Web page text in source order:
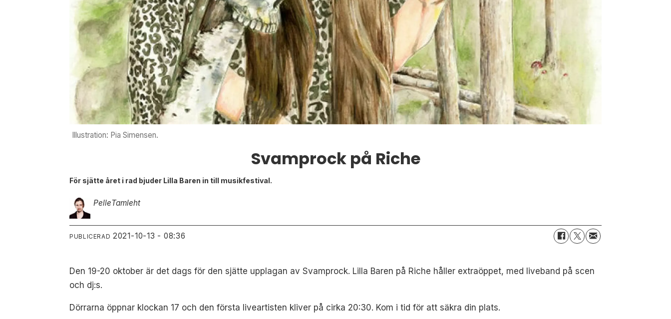
Illustration: Pia Simensen.
Svamprock på Riche
För sjätte året i rad bjuder Lilla Baren in till musikfestival.
PelleTamleht
PUBLICERAD 2021-10-13 - 08:36
Den 19-20 oktober är det dags för den sjätte upplagan av Svamprock. Lilla Baren på Riche håller extraöppet, med liveband på scen
och dj:s.
Dörrarna öppnar klockan 17 och den första liveartisten kliver på cirka 20:30. Kom i tid för att säkra din plats.